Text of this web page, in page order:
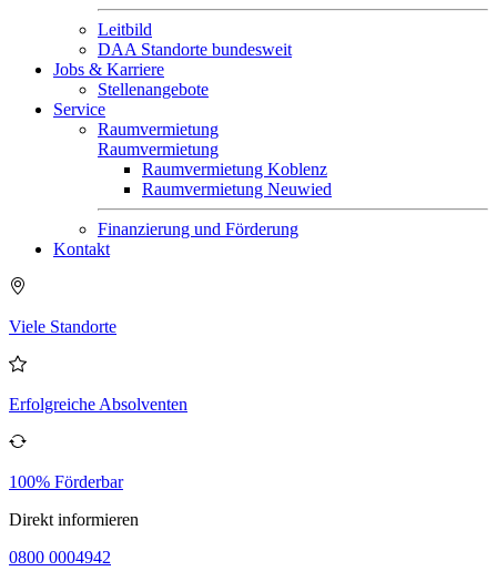
Leitbild
DAA Standorte bundesweit
Jobs & Karriere
Stellenangebote
Service
Raumvermietung
Raumvermietung
Raumvermietung Koblenz
Raumvermietung Neuwied
Finanzierung und Förderung
Kontakt
Viele Standorte
Erfolgreiche Absolventen
100% Förderbar
Direkt informieren
0800 0004942